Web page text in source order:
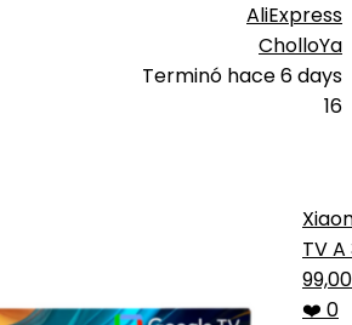
AliExpress
CholloYa
Terminó hace 6 days
16
TV A
❤️ 0